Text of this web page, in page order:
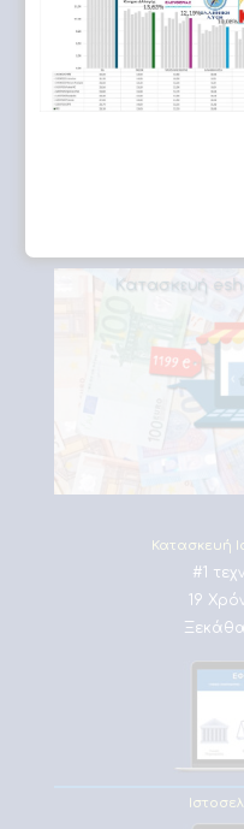
Κατασκευή
#1
19